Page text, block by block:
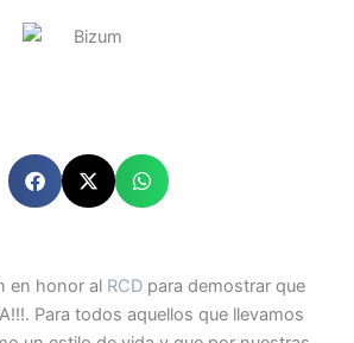
en honor al RCD para demostrar que
Para todos aquellos que llevamos